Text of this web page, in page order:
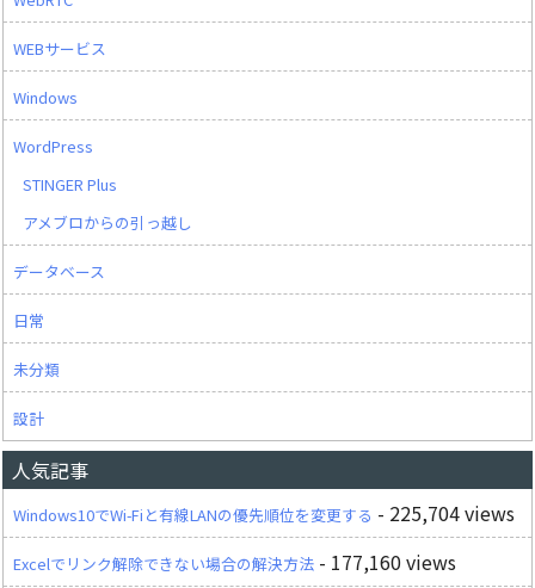
WEBサービス
Windows
WordPress
STINGER Plus
アメブロからの引っ越し
データベース
日常
未分類
設計
人気記事
Windows10でWi-Fiと有線LANの優先順位を変更する - 225,704 views
Excelでリンク解除できない場合の解決方法 - 177,160 views